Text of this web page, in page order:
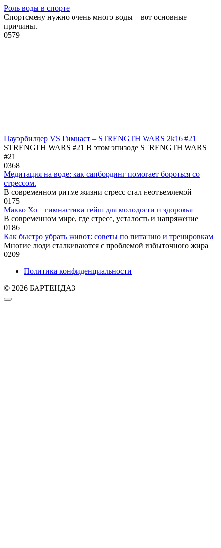
Роль воды в спорте
Спортсмену нужно очень много воды – вот основные
причины.
0579
Пауэрбилдер VS Гимнаст – STRENGTH WARS 2k16 #21
STRENGTH WARS #21 В этом эпизоде STRENGTH WARS
#21
0368
Медитация на воде: как сапбординг помогает бороться со
стрессом.
В современном ритме жизни стресс стал неотъемлемой
0175
Макко Хо – гимнастика гейш для молодости и здоровья
В современном мире, где стресс, усталость и напряжение
0186
Как быстро убрать живот: советы по питанию и тренировкам
Многие люди сталкиваются с проблемой избыточного жира
0209
Политика конфиденциальности
© 2026 БАРТЕНДАЗ